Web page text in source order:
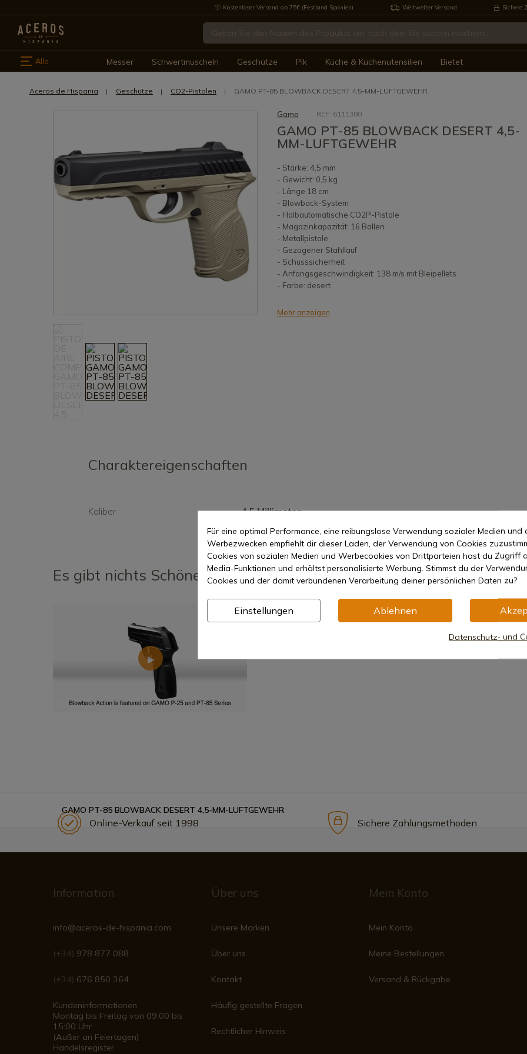
Kostenloser Versand ab 75€ (Festland Spanien) Weltweiter Versand Sichere
Alle Messer Schwertmuscheln Geschütze Pik Küche & Küchenutensilien Bietet
Aceros de Hispania Geschütze CO2-Pistolen GAMO PT-85 BLOWBACK DESERT 4,5-MM-LUFTGEWEHR
Gamo REF: 6111380
GAMO PT-85 BLOWBACK DESERT 4,5-
MM-LUFTGEWEHR
- Stärke: 4,5 mm
- Gewicht: 0,5 kg
- Länge 18 cm
- Blowback-System
- Halbautomatische CO2P-Pistole
- Magazinkapazität: 16 Ballen
- Metallpistole
- Gezogener Stahllauf
- Schusssicherheit
- Anfangsgeschwindigkeit: 138 m/s mit Bleipellets
- Farbe: desert
Mehr anzeigen
Charaktereigenschaften
Kaliber 4,5 Millimeter
Es gibt nichts Schöneres, als es im Einsatz zu sehen
GAMO PT-85 BLOWBACK DESERT 4,5-MM-LUFTGEWEHR
Online-Verkauf seit 1998 Sichere Zahlungsmethoden
Information
info@aceros-de-hispania.com
(+34) 978 877 088
(+34) 676 850 364
Kundeninformationen
Montag bis Freitag von 09:00 bis
15:00 Uhr
(Außer an Feiertagen)
Handelsregister
Über uns
Unsere Marken
Über uns
Kontakt
Häufig gestellte Fragen
Rechtlicher Hinweis
Mein Konto
Mein Konto
Meine Bestellungen
Versand & Rückgabe
Für eine optimal Performance, eine reibungslose Verwendung sozialer Medien und
Werbezwecken empfiehlt dir dieser Laden, der Verwendung von Cookies
Cookies von sozialen Medien und Werbecookies von Drittparteien hast du Zugriff
Media-Funktionen und erhältst personalisierte Werbung. Stimmst du der
Cookies und der damit verbundenen Verarbeitung deiner persönlichen Daten zu?
Einstellungen Ablehnen
Datenschutz- und